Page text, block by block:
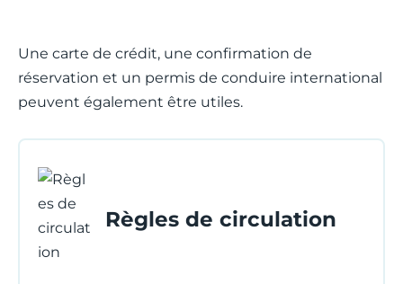
Une carte de crédit, une confirmation de
réservation et un permis de conduire international
peuvent également être utiles.
Règles de circulation